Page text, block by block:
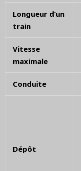
Longueur d’un
train
Vitesse
maximale
Conduite
Dépôt